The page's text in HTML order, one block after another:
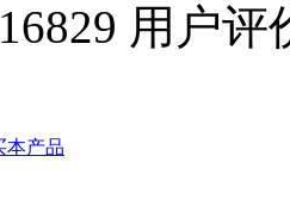
用户评
本产品